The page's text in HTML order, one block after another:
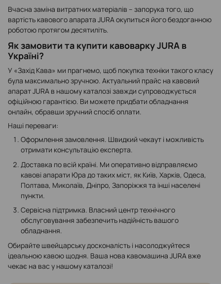
Вчасна заміна витратних матеріалів – запорука того, що
вартість кавового апарата JURA окупиться його бездоганною
роботою протягом десятиліть.
Як замовити та купити кавоварку JURA в
Україні?
У «Захід Кава» ми прагнемо, щоб покупка техніки такого класу
була максимально зручною. Актуальний прайс на кавовий
апарат JURA в нашому каталозі завжди супроводжується
офіційною гарантією. Ви можете придбати обладнання
онлайн, обравши зручний спосіб оплати.
Наші переваги:
Оформлення замовлення. Швидкий чекаут і можливість
отримати консультацію експерта.
Доставка по всій країні. Ми оперативно відправляємо
кавові апарати Юра до таких міст, як Київ, Харків, Одеса,
Полтава, Миколаїв, Дніпро, Запоріжжя та інші населені
пункти.
Сервісна підтримка. Власний центр технічного
обслуговування забезпечить надійність вашого
обладнання.
Обирайте швейцарську досконалість і насолоджуйтеся
ідеальною кавою щодня. Ваша нова кавомашина JURA вже
чекає на вас у нашому каталозі!